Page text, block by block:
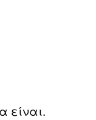
είναι.